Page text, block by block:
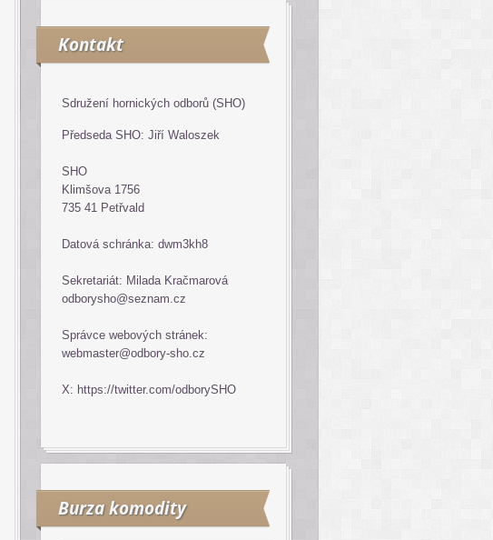
Kontakt
Sdružení hornických odborů (SHO)
Předseda SHO: Jiří Waloszek
SHO
Klimšova 1756
735 41 Petřvald
Datová schránka: dwm3kh8
Sekretariát: Milada Kračmarová
odborysho@seznam.cz
Správce webových stránek:
webmaster@odbory-sho.cz
X: https://twitter.com/odborySHO
Burza komodity